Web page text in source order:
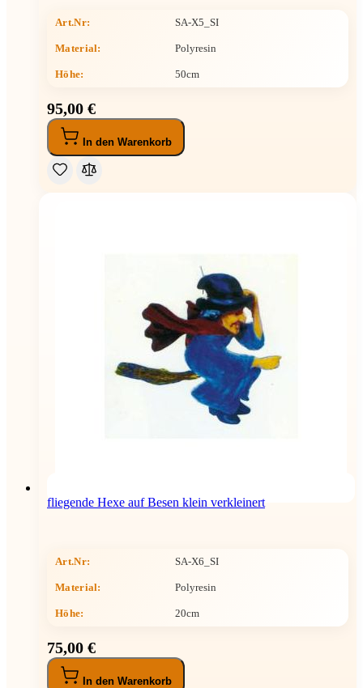
Art.Nr: SA-X5_SI
Material: Polyresin
Höhe: 50cm
95,00 €
In den Warenkorb
fliegende Hexe auf Besen klein verkleinert
Art.Nr: SA-X6_SI
Material: Polyresin
Höhe: 20cm
75,00 €
In den Warenkorb